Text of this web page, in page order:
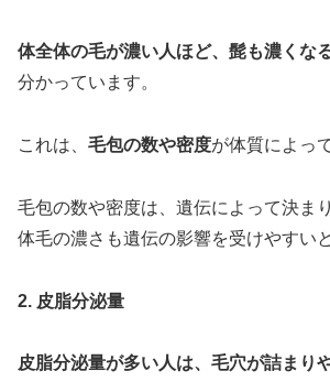
体全体の毛が濃い人ほど、髭も濃くな
分かっています。
これは、 毛包の数や密度が体質によっ
毛包の数や密度は、遺伝によって決ま
体毛の濃さも遺伝の影響を受けやすい
2. 皮脂分泌量
皮脂分泌量が多い人は、毛穴が詰まり